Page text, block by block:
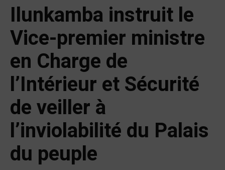
Ilunkamba instruit le
Vice-premier ministre
en Charge de
l’Intérieur et Sécurité
de veiller à
l’inviolabilité du Palais
du peuple